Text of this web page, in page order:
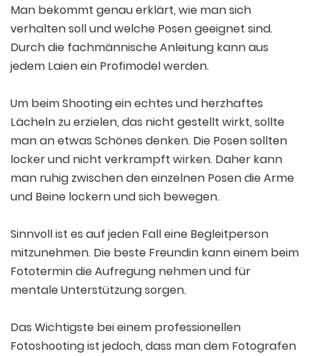
Man bekommt genau erklärt, wie man sich
verhalten soll und welche Posen geeignet sind.
Durch die fachmännische Anleitung kann aus
jedem Laien ein Profimodel werden.
Um beim Shooting ein echtes und herzhaftes
Lächeln zu erzielen, das nicht gestellt wirkt, sollte
man an etwas Schönes denken. Die Posen sollten
locker und nicht verkrampft wirken. Daher kann
man ruhig zwischen den einzelnen Posen die Arme
und Beine lockern und sich bewegen.
Sinnvoll ist es auf jeden Fall eine Begleitperson
mitzunehmen. Die beste Freundin kann einem beim
Fototermin die Aufregung nehmen und für
mentale Unterstützung sorgen.
Das Wichtigste bei einem professionellen
Fotoshooting ist jedoch, dass man dem Fotografen